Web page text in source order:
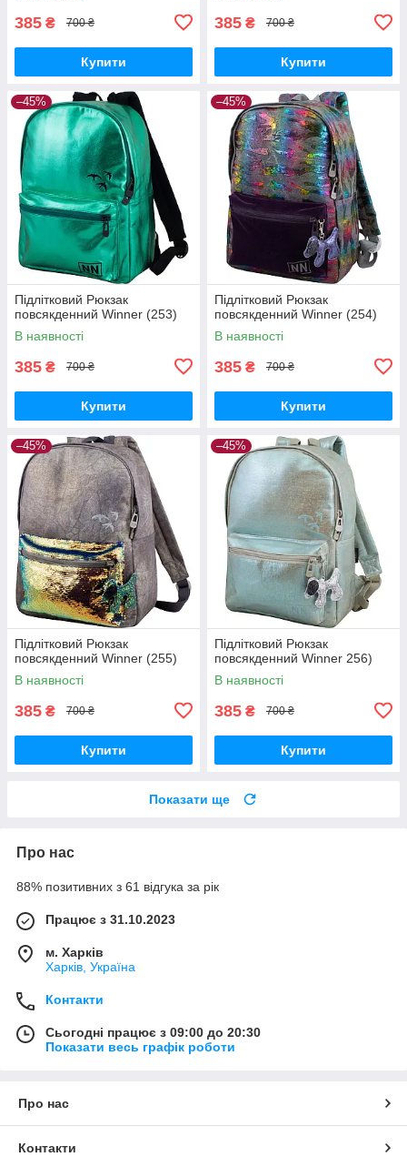
385 ₴ 700 ₴
Купити
385 ₴ 700 ₴
Купити
–45%
Підлітковий Рюкзак
повсякденний Winner (253)
В наявності
385 ₴ 700 ₴
Купити
–45%
Підлітковий Рюкзак
повсякденний Winner (254)
В наявності
385 ₴ 700 ₴
Купити
–45%
Підлітковий Рюкзак
повсякденний Winner (255)
В наявності
385 ₴ 700 ₴
Купити
–45%
Підлітковий Рюкзак
повсякденний Winner 256)
В наявності
385 ₴ 700 ₴
Купити
Показати ще
Про нас
88% позитивних з 61 відгука за рік
Працює з 31.10.2023
м. Харків
Харків, Україна
Контакти
Сьогодні працює з 09:00 до 20:30
Показати весь графік роботи
Про нас
Контакти